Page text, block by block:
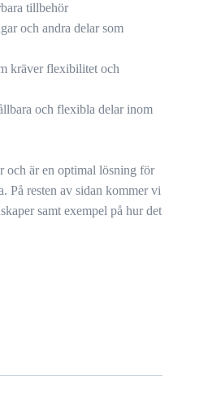
tillbehör
och andra delar som
kräver flexibilitet och
och flexibla delar inom
och är en optimal lösning för
På resten av sidan kommer vi
samt exempel på hur det